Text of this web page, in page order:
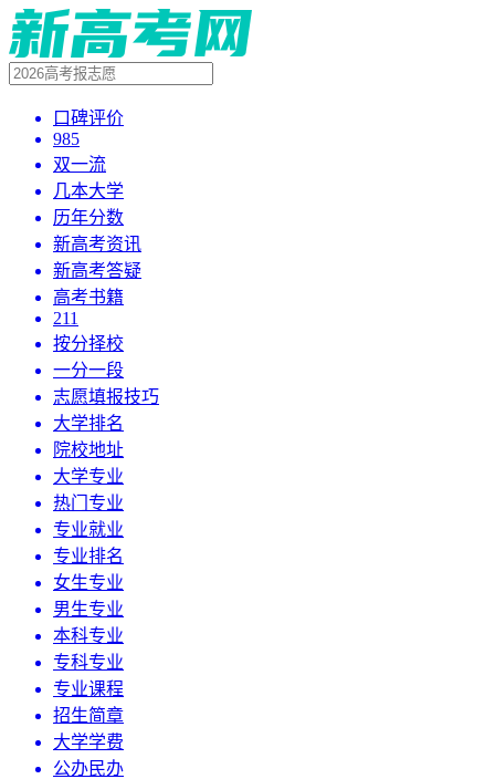
口碑评价
985
双一流
几本大学
历年分数
新高考资讯
新高考答疑
高考书籍
211
按分择校
一分一段
志愿填报技巧
大学排名
院校地址
大学专业
热门专业
专业就业
专业排名
女生专业
男生专业
本科专业
专科专业
专业课程
招生简章
大学学费
公办民办